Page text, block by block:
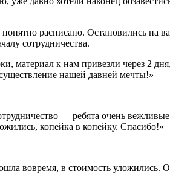
расписано. Остановились
сотрудничества.
материал к нам привезли через 2
нашей давней мечты!»
— ребята очень
копейка в копейку. Спасибо!»
вовремя, в стоимость уложились.